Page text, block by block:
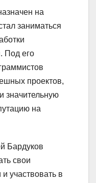
на
заниматься
Под его
проектов,
значительную
на
Бардуков
свои
участвовать в